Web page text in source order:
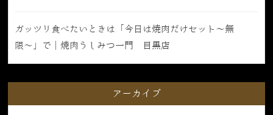
ガッツリ食べたいときは「今日は焼肉だけセット〜無
限〜」で｜焼肉うしみつ一門 目黒店
アーカイブ